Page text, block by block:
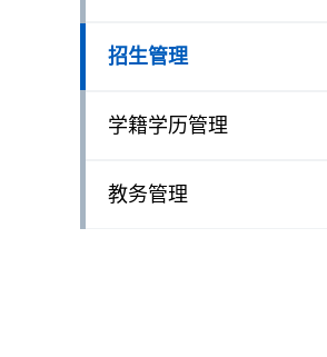
招生管理
学籍学历管理
教务管理